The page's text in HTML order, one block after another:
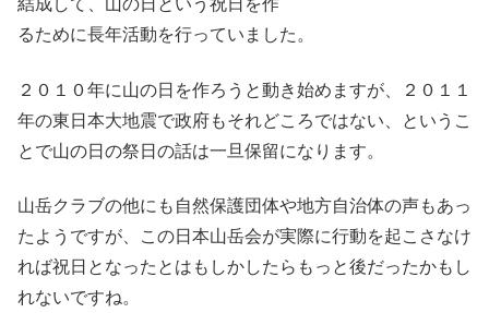
結成して、山の日という祝日を作
るために長年活動を行っていました。
２０１０年に山の日を作ろうと動き始めますが、２０１１
年の東日本大地震で政府もそれどころではない、というこ
とで山の日の祭日の話は一旦保留になります。
山岳クラブの他にも自然保護団体や地方自治体の声もあっ
たようですが、この日本山岳会が実際に行動を起こさなけ
れば祝日となったとはもしかしたらもっと後だったかもし
れないですね。